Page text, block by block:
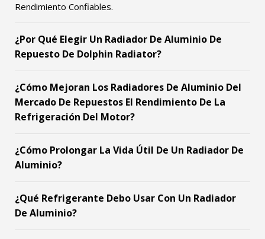
Rendimiento Confiables.
¿Por Qué Elegir Un Radiador De Aluminio De
Repuesto De Dolphin Radiator?
¿Cómo Mejoran Los Radiadores De Aluminio Del
Mercado De Repuestos El Rendimiento De La
Refrigeración Del Motor?
¿Cómo Prolongar La Vida Útil De Un Radiador De
Aluminio?
¿Qué Refrigerante Debo Usar Con Un Radiador
De Aluminio?